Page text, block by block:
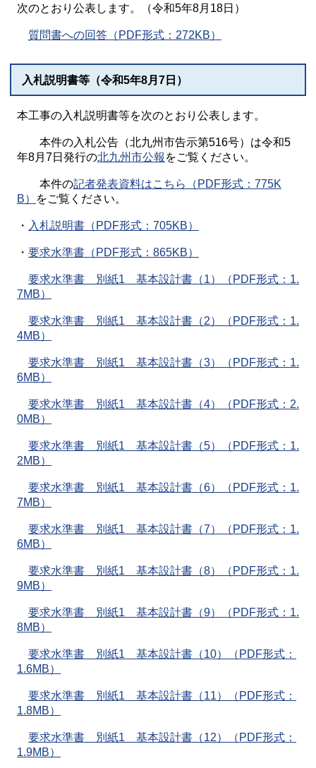
次のとおり公表します。（令和5年8月18日）
質問書への回答（PDF形式：272KB）
入札説明書等（令和5年8月7日）
本工事の入札説明書等を次のとおり公表します。
本件の入札公告（北九州市告示第516号）は令和5
年8月7日発行の北九州市公報 をご覧ください。
本件の記者発表資料はこちら（PDF形式：775K
B）
をご覧ください。
・ 入札説明書（PDF形式：705KB）
・ 要求水準書（PDF形式：865KB）
要求水準書 別紙1 基本設計書（1）（PDF形式：1.
7MB）
要求水準書 別紙1 基本設計書（2）（PDF形式：1.
4MB）
要求水準書 別紙1 基本設計書（3）（PDF形式：1.
6MB）
要求水準書 別紙1 基本設計書（4）（PDF形式：2.
0MB）
要求水準書 別紙1 基本設計書（5）（PDF形式：1.
2MB）
要求水準書 別紙1 基本設計書（6）（PDF形式：1.
7MB）
要求水準書 別紙1 基本設計書（7）（PDF形式：1.
6MB）
要求水準書 別紙1 基本設計書（8）（PDF形式：1.
9MB）
要求水準書 別紙1 基本設計書（9）（PDF形式：1.
8MB）
要求水準書 別紙1 基本設計書（10）（PDF形式：
1.6MB）
要求水準書 別紙1 基本設計書（11）（PDF形式：
1.8MB）
要求水準書 別紙1 基本設計書（12）（PDF形式：
1.9MB）